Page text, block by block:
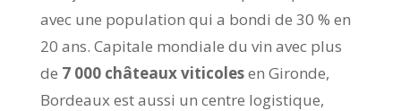
avec une population qui a bondi de 30 % en
20 ans. Capitale mondiale du vin avec plus
de 7 000 châteaux viticolesen Gironde,
Bordeaux est aussi un centre logistique,